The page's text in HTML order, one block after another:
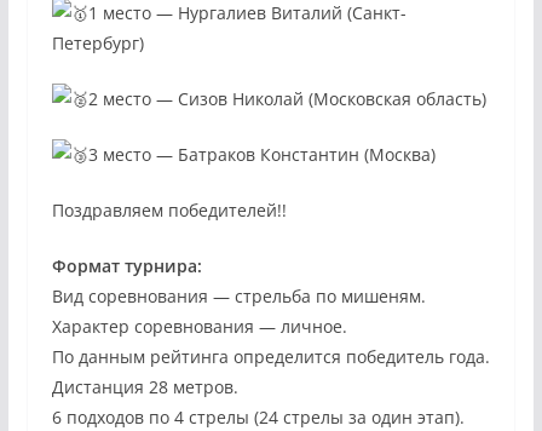
1 место — Нургалиев Виталий (Санкт-
Петербург)
2 место — Сизов Николай (Московская область)
3 место — Батраков Константин (Москва)
Поздравляем победителей!!
Формат турнира:
Вид соревнования — стрельба по мишеням.
Характер соревнования — личное.
По данным рейтинга определится победитель года.
Дистанция 28 метров.
6 подходов по 4 стрелы (24 стрелы за один этап).